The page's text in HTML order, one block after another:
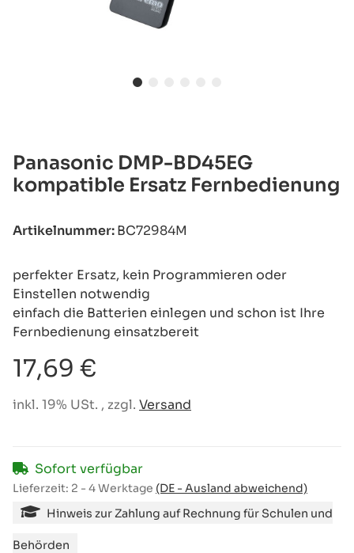
Panasonic DMP-BD45EG
kompatible Ersatz Fernbedienung
Artikelnummer:BC72984M
perfekter Ersatz, kein Programmieren oder
Einstellen notwendig
einfach die Batterien einlegen und schon ist Ihre
Fernbedienung einsatzbereit
17,69 €
inkl. 19% USt. , zzgl. Versand
Sofort verfügbar
Lieferzeit: 2 - 4 Werktage (DE - Ausland abweichend)
Hinweis zur Zahlung auf Rechnung für Schulen und
Behörden